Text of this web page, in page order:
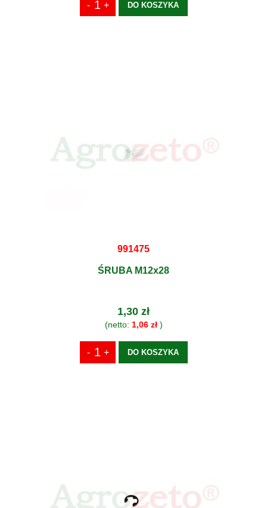
DO KOSZYKA
991475
ŚRUBA M12x28
1,30 zł
(netto: 1,06 zł)
DO KOSZYKA